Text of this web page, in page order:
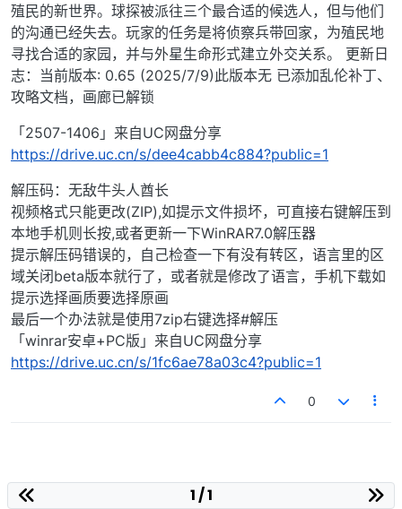
殖民的新世界。球探被派往三个最合适的候选人，但与他们
的沟通已经失去。玩家的任务是将侦察兵带回家，为殖民地
寻找合适的家园，并与外星生命形式建立外交关系。 更新日
志：当前版本: 0.65 (2025/7/9)此版本无 已添加乱伦补丁、
攻略文档，画廊已解锁
「2507-1406」来自UC网盘分享
https://drive.uc.cn/s/dee4cabb4c884?public=1
解压码：无敌牛头人酋长
视频格式只能更改(ZIP),如提示文件损坏，可直接右键解压到
本地手机则长按,或者更新一下WinRAR7.0解压器
提示解压码错误的，自己检查一下有没有转区，语言里的区
域关闭beta版本就行了，或者就是修改了语言，手机下载如
提示选择画质要选择原画
最后一个办法就是使用7zip右键选择#解压
「winrar安卓+PC版」来自UC网盘分享
https://drive.uc.cn/s/1fc6ae78a03c4?public=1
0
1 / 1